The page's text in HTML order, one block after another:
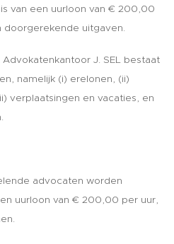
van een uurloon van € 200,00
doorgerekende uitgaven.
J. SEL bestaat
namelijk (i) erelonen, (ii)
verplaatsingen en vacaties, en
advocaten worden
uurloon van € 200,00 per uur,